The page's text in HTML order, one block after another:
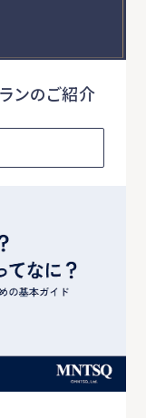
ンのご紹介